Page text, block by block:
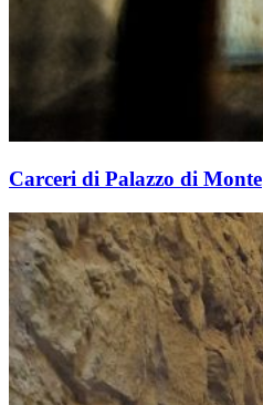
Carceri di Palazzo di Monte